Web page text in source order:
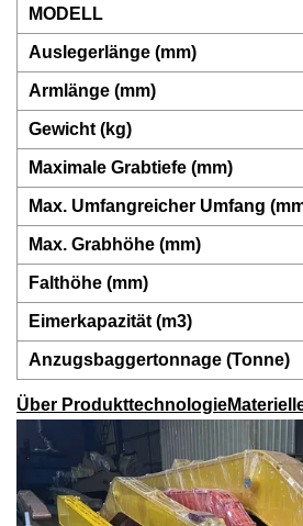
MODELL
Auslegerlänge (mm)
Armlänge (mm)
Gewicht (kg)
Maximale Grabtiefe (mm)
Max. Umfangreicher Umfang
Max. Grabhöhe (mm)
Falthöhe (mm)
Eimerkapazität (m3)
Anzugsbaggertonnage (Tonne)
Über Produkttechnologie